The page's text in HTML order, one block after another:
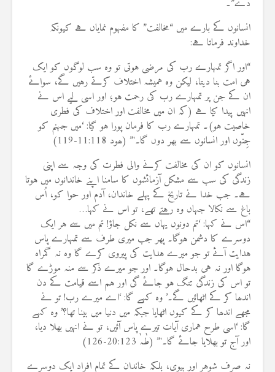
دے”۔
انسانوں کے بارے میں “مخالفت” کا مفہوم نمایاں ہے کیونکہ
خداوند فرماتا ہے:
“اور اگر تمہارے رب کی مرضی ہوتی تو وہ سب لوگوں کو ایک
ہی امت بنا دیتا، لیکن وہ ہمیشہ اختلاف کرتے رہیں گے، سوائے
ان کے جن پر تمہارے رب کی رحمت ہو؛ اور اسی لیے اس نے
انہیں پیدا کیا ہے (کہ ان میں مخالفت اور اختلاف کی فطری
خاصیت ہو)۔ تمہارے رب کا فرمان پورا ہو گیا: ‘میں جہنم کو
جِنّوں اور انسانوں سے بھر دوں گا۔'” (ھود 11:118-119)
انسانوں کو ان کی مخالفت کرنے والی فطرت کی وجہ سے اپنی
زندگی کی سب سے مشکل آزمائشوں کا سامنا اپنے خاندانوں میں ہوتا
ہے۔ جب خدا نے تاریخ کے پہلے خاندان، آدم اور حوا کو، اُس
باغ سے نکالا جہاں وہ رہتے تھے، تو اس نے کہا…
“اس نے کہا: ‘تم دونوں یہاں سے نکل جاؤ! تم میں سے ہر ایک
دوسرے کا دشمن ہوگا۔ پھر جب میری طرف سے تمہارے پاس
ہدایت آئے تو جو میرے ہدایت کی پیروی کرے گا وہ نہ گمراہ
ہوگا اور نہ ہی بدحال ہوگا۔ اور جو میرے ذکر سے منہ موڑے گا
تو اس کی زندگی تنگ ہو جائے گی اور ہم اسے قیامت کے دن
اندھا کر کے اٹھائیں گے۔’ وہ کہے گا: ‘اے میرے رب! تو نے
مجھے اندھا کر کے کیوں اٹھایا جبکہ میں دنیا میں بینا تھا؟’ وہ کہے
گا: ‘اسی طرح ہماری آیات تیرے پاس آئیں، تو نے انہیں بھلا دیا،
اور آج تو بھلایا جائے گا۔'” (طٰہٰ 20:123-126)
نہ صرف شوہر اور بیوی، بلکہ خاندان کے تمام افراد ایک دوسرے